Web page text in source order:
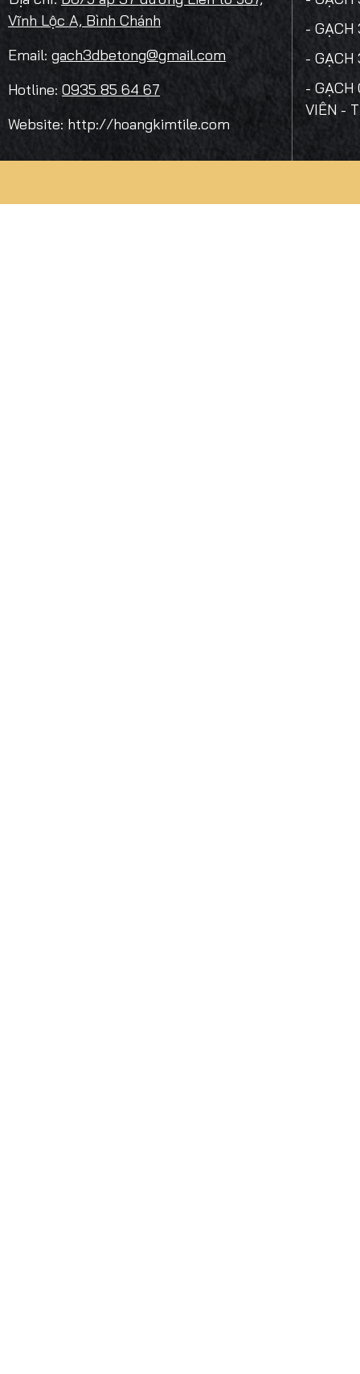
Vĩnh Lộc A, Bình Chánh
Email: gach3dbetong@gmail.com
Hotline: 0935 85 64 67
Website: http://hoangkimtile.com
- GẠCH
- GẠCH
- GẠCH
VIÊN -